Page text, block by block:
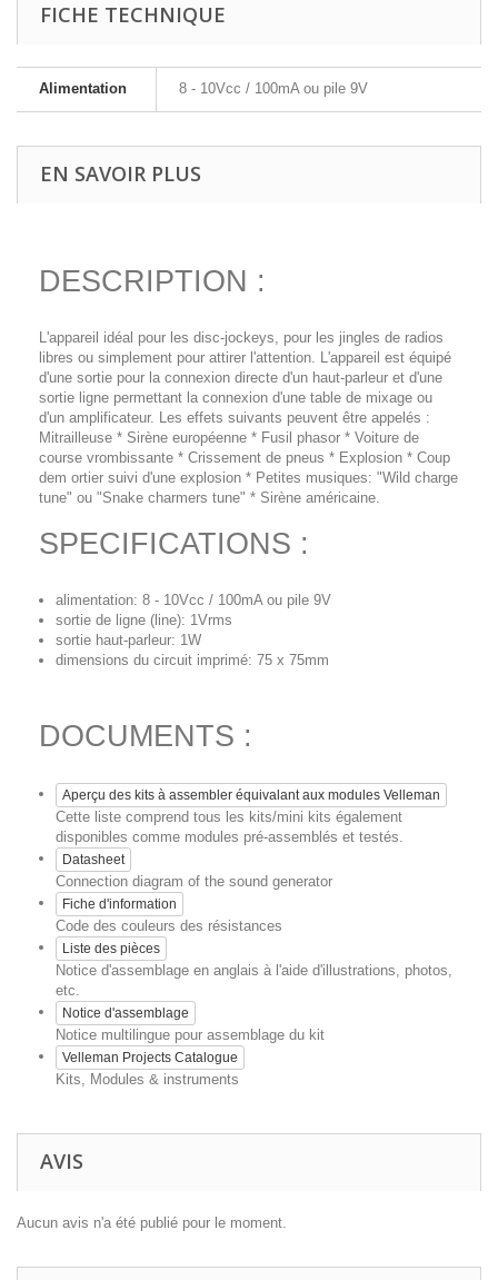
FICHE TECHNIQUE
Alimentation 8 - 10Vcc / 100mA ou pile 9V
EN SAVOIR PLUS
DESCRIPTION :
L'appareil idéal pour les disc-jockeys, pour les jingles de radios
libres ou simplement pour attirer l'attention. L'appareil est équipé
d'une sortie pour la connexion directe d'un haut-parleur et d'une
sortie ligne permettant la connexion d'une table de mixage ou
d'un amplificateur. Les effets suivants peuvent être appelés :
Mitrailleuse * Sirène européenne * Fusil phasor * Voiture de
course vrombissante * Crissement de pneus * Explosion * Coup
dem ortier suivi d'une explosion * Petites musiques: "Wild charge
tune" ou "Snake charmers tune" * Sirène américaine.
SPECIFICATIONS :
alimentation: 8 - 10Vcc / 100mA ou pile 9V
sortie de ligne (line): 1Vrms
sortie haut-parleur: 1W
dimensions du circuit imprimé: 75 x 75mm
DOCUMENTS :
Aperçu des kits à assembler équivalant aux modules Velleman
Cette liste comprend tous les kits/mini kits également
disponibles comme modules pré-assemblés et testés.
Datasheet
Connection diagram of the sound generator
Fiche d'information
Code des couleurs des résistances
Liste des pièces
Notice d'assemblage en anglais à l'aide d'illustrations, photos,
etc.
Notice d'assemblage
Notice multilingue pour assemblage du kit
Velleman Projects Catalogue
Kits, Modules & instruments
AVIS
Aucun avis n'a été publié pour le moment.